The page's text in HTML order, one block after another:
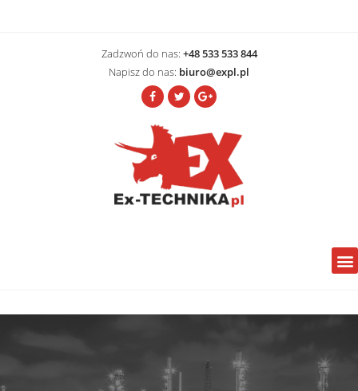
Zadzwoń do nas: +48 533 533 844
Napisz do nas: biuro@expl.pl